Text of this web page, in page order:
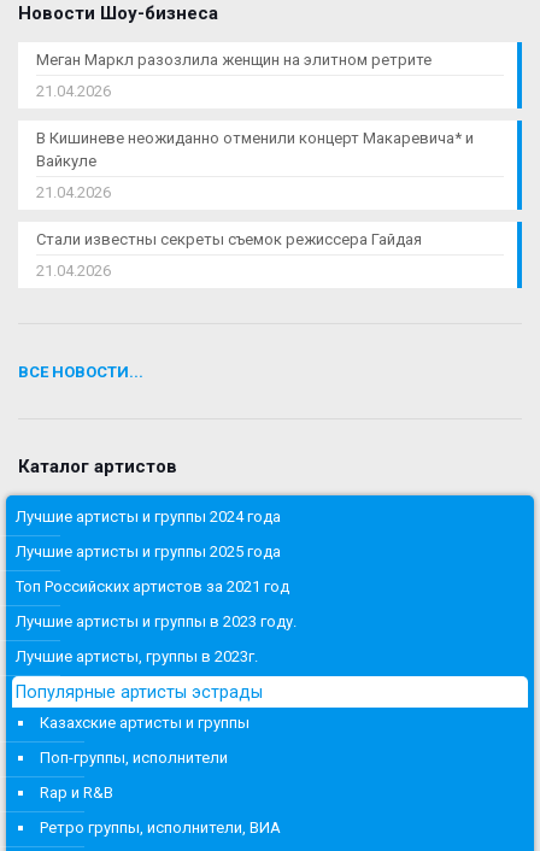
Новости Шоу-бизнеса
Меган Маркл разозлила женщин на элитном ретрите
21.04.2026
В Кишиневе неожиданно отменили концерт Макаревича* и
Вайкуле
21.04.2026
Стали известны секреты съемок режиссера Гайдая
21.04.2026
ВСЕ НОВОСТИ...
Каталог артистов
Лучшие артисты и группы 2024 года
Лучшие артисты и группы 2025 года
Топ Российских артистов за 2021 год
Лучшие артисты и группы в 2023 году.
Лучшие артисты, группы в 2023г.
Популярные артисты эстрады
Казахские артисты и группы
Поп-группы, исполнители
Rap и R&B
Ретро группы, исполнители, ВИА